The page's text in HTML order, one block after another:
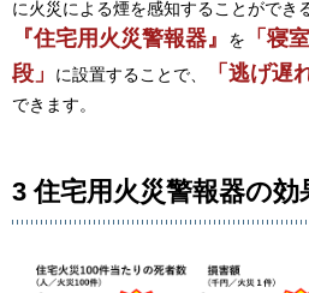
に火災による煙を感知することができ
『住宅用火災警報器』 を 「寝室
段」
に設置することで、 「逃げ遅
できます。
3 住宅用火災警報器の効